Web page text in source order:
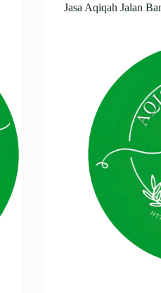
Jasa Aqiqah Jalan